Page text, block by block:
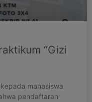
“Gizi
mahasiswa
pendaftaran